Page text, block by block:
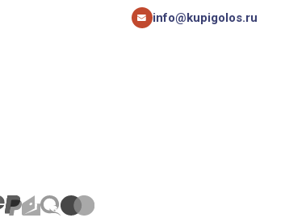
info@kupigolos.ru